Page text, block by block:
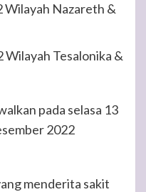
Wilayah Nazareth &
Wilayah Tesalonika &
pada selasa 13
2022
menderita sakit